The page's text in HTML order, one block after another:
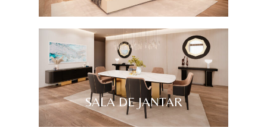
SALA DE JANTAR